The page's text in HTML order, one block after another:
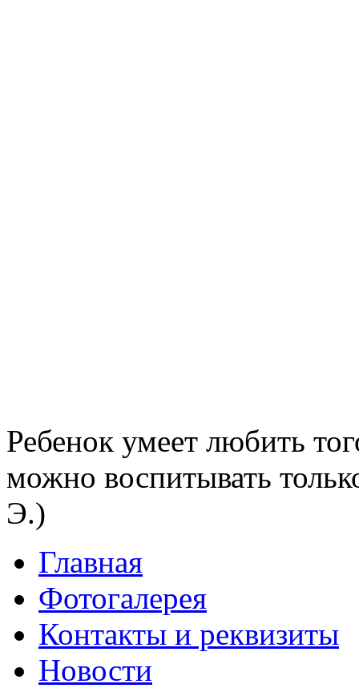
Ребенок умеет любить
можно воспитывать
Э.)
Главная
Фотогалерея
Контакты и реквизиты
Новости